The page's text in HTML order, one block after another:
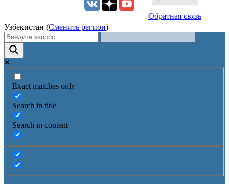
Обратная связь
Узбекистан (Сменить регион)
Exact matches only
Search in title
Search in content